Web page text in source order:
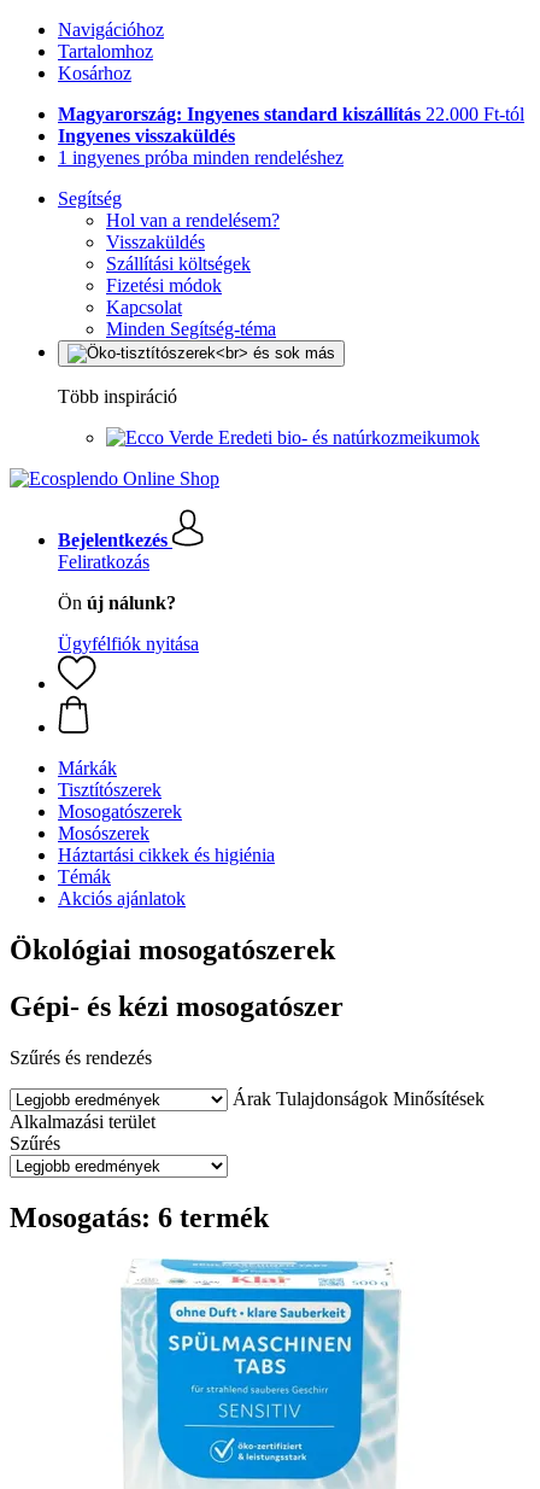
Navigációhoz
Tartalomhoz
Kosárhoz
Magyarország: Ingyenes standard kiszállítás 22.000 Ft-tól
Ingyenes visszaküldés
1 ingyenes próba minden rendeléshez
Segítség
Hol van a rendelésem?
Visszaküldés
Szállítási költségek
Fizetési módok
Kapcsolat
Minden Segítség-téma
Több inspiráció
Eredeti bio- és natúrkozmeikumok
Bejelentkezés
Feliratkozás
Ön új nálunk?
Ügyfélfiók nyitása
Márkák
Tisztítószerek
Mosogatószerek
Mosószerek
Háztartási cikkek és higiénia
Témák
Akciós ajánlatok
Ökológiai mosogatószerek
Gépi- és kézi mosogatószer
Szűrés és rendezés
Árak Tulajdonságok Minősítések
Alkalmazási terület
Szűrés
Mosogatás: 6 termék